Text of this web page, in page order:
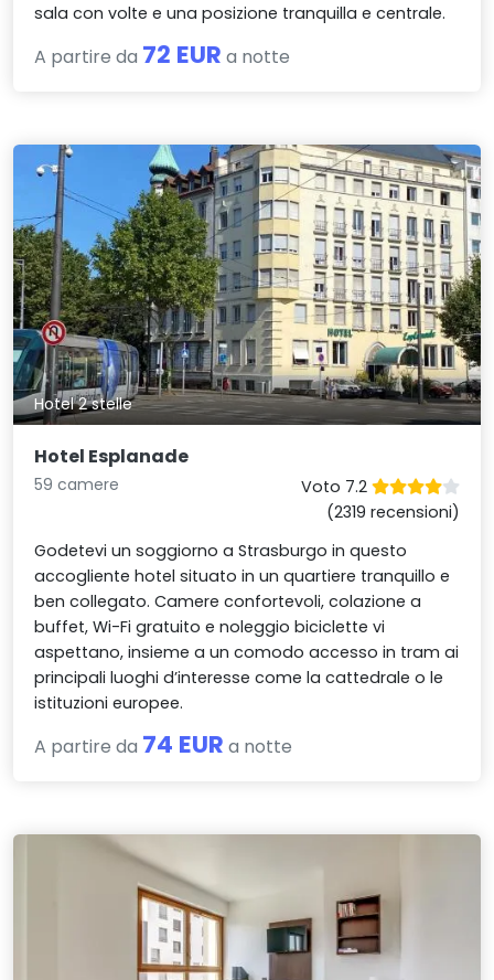
sala con volte e una posizione tranquilla e centrale.
A partire da 72 EUR a notte
Hotel 2 stelle
Hotel Esplanade
59 camere
Voto 7.2
(2319 recensioni)
Godetevi un soggiorno a Strasburgo in questo
accogliente hotel situato in un quartiere tranquillo e
ben collegato. Camere confortevoli, colazione a
buffet, Wi-Fi gratuito e noleggio biciclette vi
aspettano, insieme a un comodo accesso in tram ai
principali luoghi d’interesse come la cattedrale o le
istituzioni europee.
A partire da 74 EUR a notte